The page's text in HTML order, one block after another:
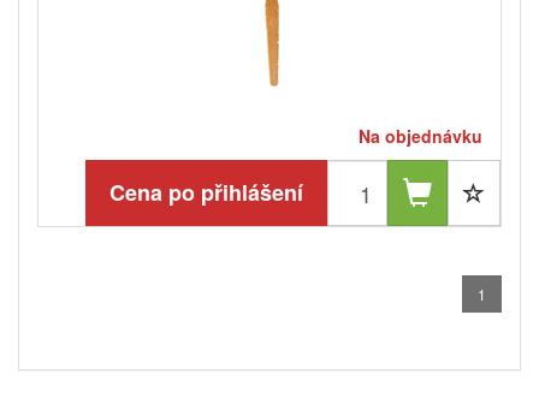
Na objednávku
Cena po přihlášení
1